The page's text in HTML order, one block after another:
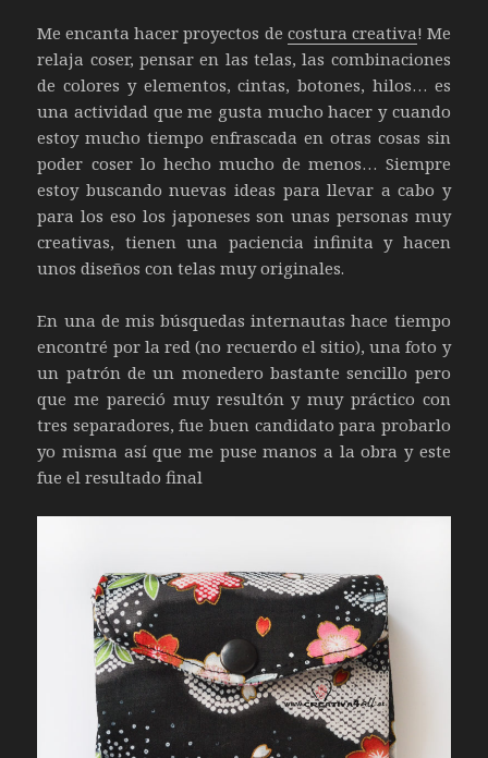
Me encanta hacer proyectos de costura creativa! Me
relaja coser, pensar en las telas, las combinaciones
de colores y elementos, cintas, botones, hilos… es
una actividad que me gusta mucho hacer y cuando
estoy mucho tiempo enfrascada en otras cosas sin
poder coser lo hecho mucho de menos… Siempre
estoy buscando nuevas ideas para llevar a cabo y
para los eso los japoneses son unas personas muy
creativas, tienen una paciencia infinita y hacen
unos diseños con telas muy originales.
En una de mis búsquedas internautas hace tiempo
encontré por la red (no recuerdo el sitio), una foto y
un patrón de un monedero bastante sencillo pero
que me pareció muy resultón y muy práctico con
tres separadores, fue buen candidato para probarlo
yo misma así que me puse manos a la obra y este
fue el resultado final